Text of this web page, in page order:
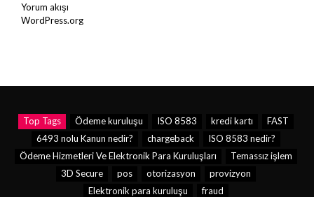
Yorum akışı
WordPress.org
Top Tags Ödeme kuruluşu ISO 8583 kredi kartı
FAST
6493 nolu Kanun nedir?
chargeback
ISO 8583 nedir?
Ödeme Hizmetleri Ve Elektronik Para Kuruluşları
Temassız işlem
3D Secure
pos otorizasyon
provizyon
Elektronik para kuruluşu
fraud